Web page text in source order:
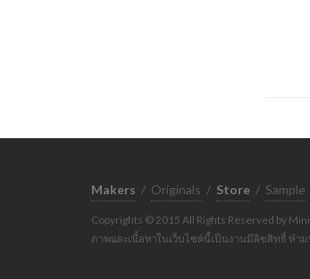
Makers / Originals / Store / Sample
Copyrights © 2015 All Rights Reserved by
ภาพและเนื้อหาในเว็บไซต์นี้เป็นงานมีลิขสิทธิ์ ห้า